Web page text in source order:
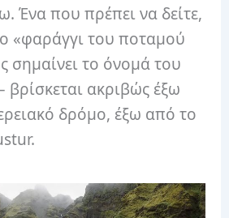
Ένα που πρέπει να δείτε,
«φαράγγι του ποταμού
σημαίνει το όνομά του
βρίσκεται ακριβώς έξω
δρόμο, έξω από το